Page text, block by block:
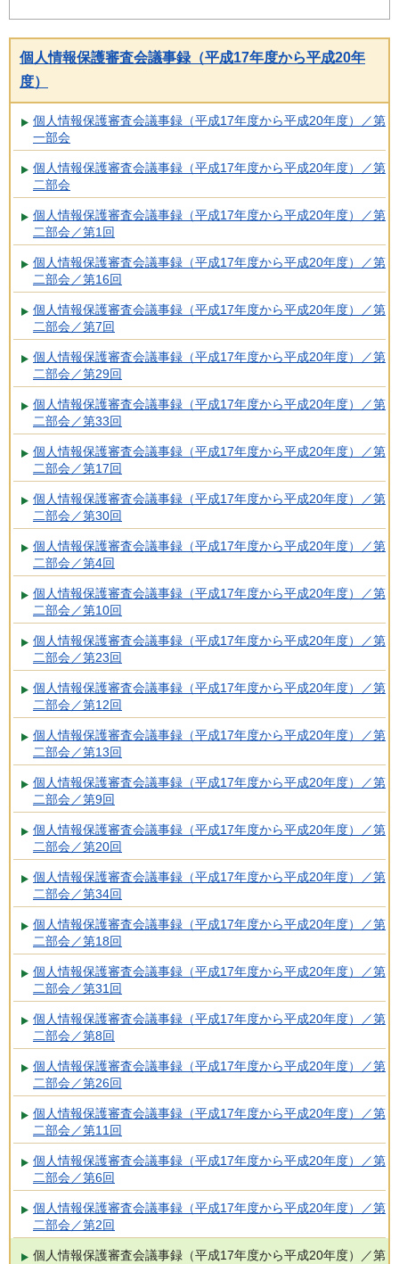
個人情報保護審査会議事録（平成17年度から平成20年
度）
個人情報保護審査会議事録（平成17年度から平成20年度）／第
一部会
個人情報保護審査会議事録（平成17年度から平成20年度）／第
二部会
個人情報保護審査会議事録（平成17年度から平成20年度）／第
二部会／第1回
個人情報保護審査会議事録（平成17年度から平成20年度）／第
二部会／第16回
個人情報保護審査会議事録（平成17年度から平成20年度）／第
二部会／第7回
個人情報保護審査会議事録（平成17年度から平成20年度）／第
二部会／第29回
個人情報保護審査会議事録（平成17年度から平成20年度）／第
二部会／第33回
個人情報保護審査会議事録（平成17年度から平成20年度）／第
二部会／第17回
個人情報保護審査会議事録（平成17年度から平成20年度）／第
二部会／第30回
個人情報保護審査会議事録（平成17年度から平成20年度）／第
二部会／第4回
個人情報保護審査会議事録（平成17年度から平成20年度）／第
二部会／第10回
個人情報保護審査会議事録（平成17年度から平成20年度）／第
二部会／第23回
個人情報保護審査会議事録（平成17年度から平成20年度）／第
二部会／第12回
個人情報保護審査会議事録（平成17年度から平成20年度）／第
二部会／第13回
個人情報保護審査会議事録（平成17年度から平成20年度）／第
二部会／第9回
個人情報保護審査会議事録（平成17年度から平成20年度）／第
二部会／第20回
個人情報保護審査会議事録（平成17年度から平成20年度）／第
二部会／第34回
個人情報保護審査会議事録（平成17年度から平成20年度）／第
二部会／第18回
個人情報保護審査会議事録（平成17年度から平成20年度）／第
二部会／第31回
個人情報保護審査会議事録（平成17年度から平成20年度）／第
二部会／第8回
個人情報保護審査会議事録（平成17年度から平成20年度）／第
二部会／第26回
個人情報保護審査会議事録（平成17年度から平成20年度）／第
二部会／第11回
個人情報保護審査会議事録（平成17年度から平成20年度）／第
二部会／第6回
個人情報保護審査会議事録（平成17年度から平成20年度）／第
二部会／第2回
個人情報保護審査会議事録（平成17年度から平成20年度）／第